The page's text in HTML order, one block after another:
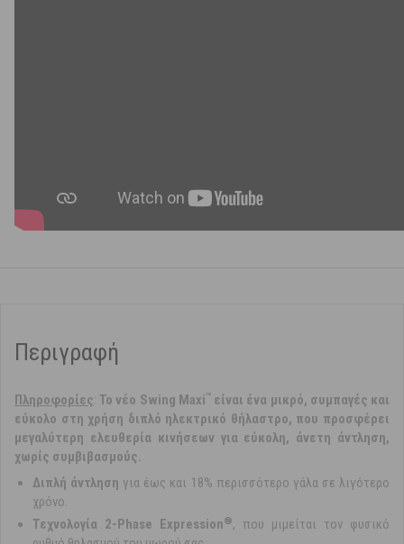
Περιγραφή
Πληροφoρίες: Το νέο Swing Maxi™είναι ένα μικρό, συμπαγές και
εύκολο στη χρήση διπλό ηλεκτρικό θήλαστρο, που προσφέρει
μεγαλύτερη ελευθερία κινήσεων για εύκολη, άνετη άντληση,
χωρίς συμβιβασμούς.
Διπλή άντληση για έως και 18% περισσότερο γάλα σε λιγότερο
χρόνο.
Τεχνολογία 2-Phase Expression®, που μιμείται τον φυσικό